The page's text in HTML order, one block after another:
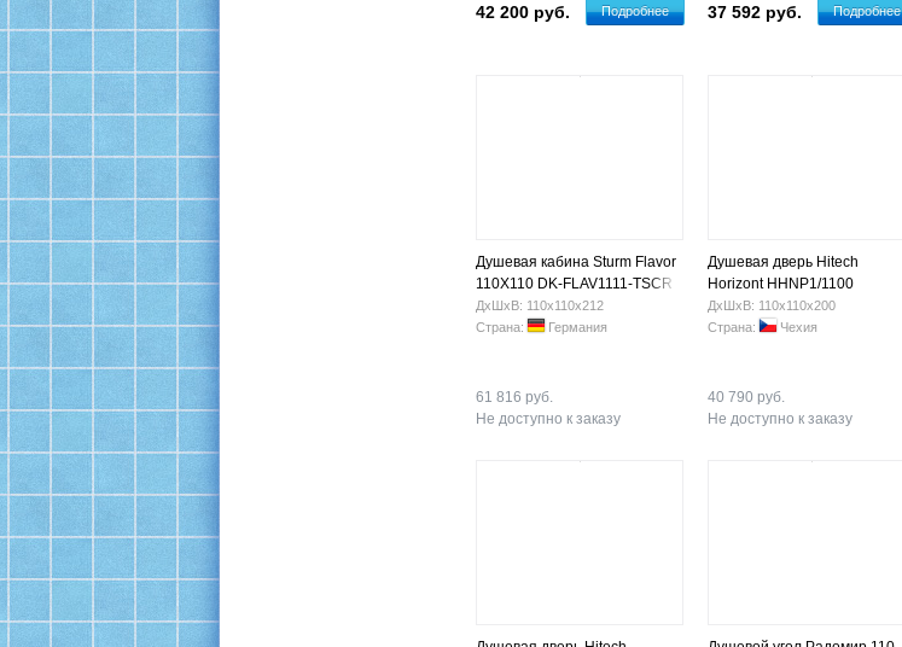
42 200 руб. Подробнее 37 592 руб. Подробнее
Душевая кабина Sturm Flavor
110X110 DK-FLAV1111-TSCR
ДхШхВ: 110х110х212
Страна:
Германия
61 816 руб.
Не доступно к заказу
Душевая дверь Hitech
Horizont HHNP1/1100
ДхШхВ: 110х110х200
Страна:
Чехия
40 790 руб.
Не доступно к заказу